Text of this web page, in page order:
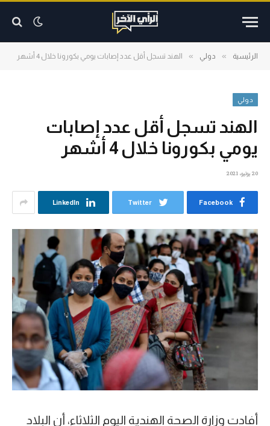
الرئيسية » دولي » الهند تسجل أقل عدد إصابات يومي بكورونا خلال 4 أشهر
دولي
الهند تسجل أقل عدد إصابات
يومي بكورونا خلال 4 أشهر
20 يوليو، 2021
Facebook
Twitter
LinkedIn
أفادت وزارة الصحة الهندية اليوم الثلاثاء، أن البلاد